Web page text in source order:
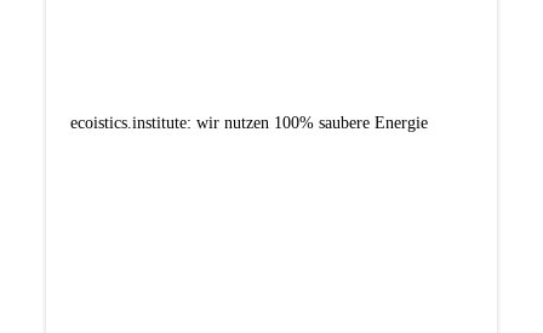
ecoistics.institute: wir nutzen 100% saubere Energie